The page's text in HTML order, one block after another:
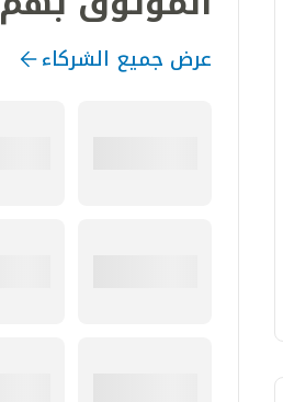
عرض جميع الشركاء